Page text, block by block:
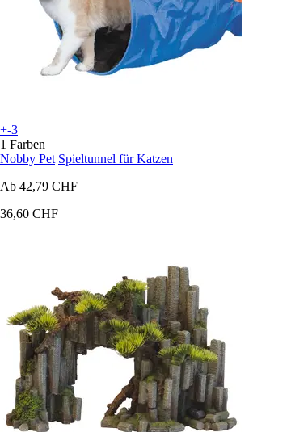
+-3
1 Farben
Nobby Pet Spieltunnel für Katzen
Ab 42,79 CHF
36,60 CHF